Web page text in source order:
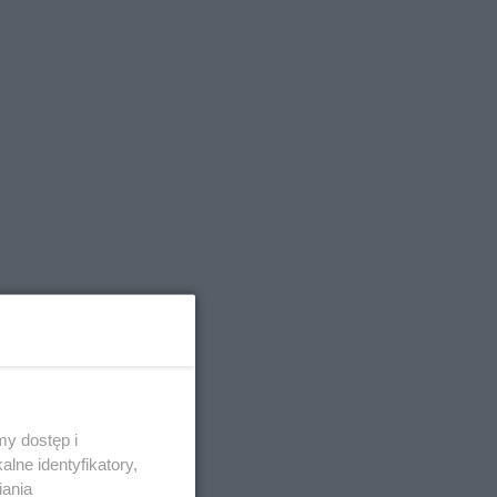
na
dostęp i
identyfikatory,